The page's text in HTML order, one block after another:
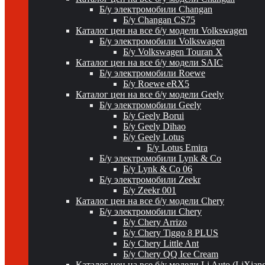
Б/у электромобили Changan
Б/у Changan CS75
Каталог цен на все б/у модели Volkswagen
Б/у электромобили Volkswagen
Б/у Volkswagen Touran X
Каталог цен на все б/у модели SAIC
Б/у электромобили Roewe
Б/у Roewe eRX5
Каталог цен на все б/у модели Geely
Б/у электромобили Geely
Б/у Geely Borui
Б/у Geely Dihao
Б/у Geely Lotus
Б/у Lotus Emira
Б/у электромобили Lynk & Co
Б/у Lynk & Co 06
Б/у электромобили Zeekr
Б/у Zeekr 001
Каталог цен на все б/у модели Chery
Б/у электромобили Chery
Б/у Chery Arrizo
Б/у Chery Tiggo 8 PLUS
Б/у Chery Little Ant
Б/у Chery QQ Ice Cream